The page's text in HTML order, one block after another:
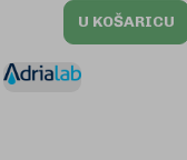
U KOŠARICU